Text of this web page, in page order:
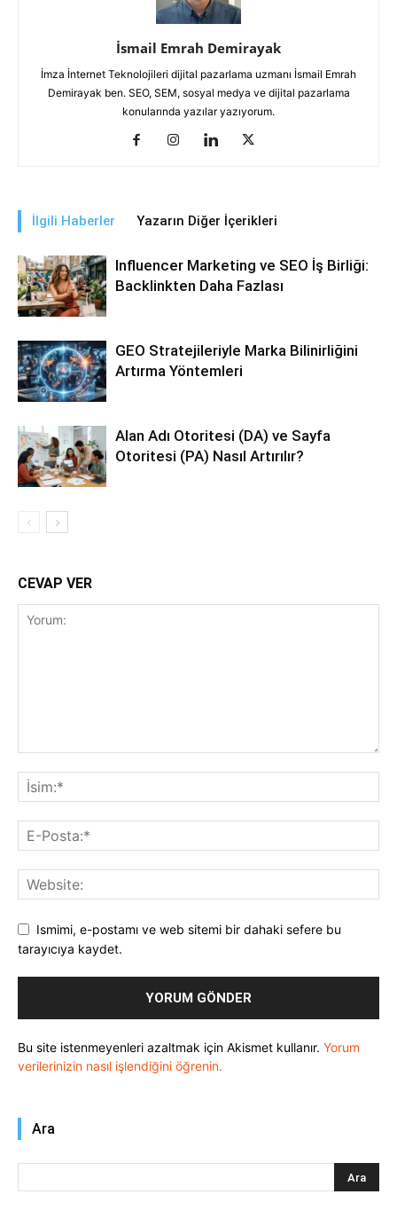
İsmail Emrah Demirayak
İmza İnternet Teknolojileri dijital pazarlama uzmanı İsmail Emrah
Demirayak ben. SEO, SEM, sosyal medya ve dijital pazarlama
konularında yazılar yazıyorum.
İlgili Haberler Yazarın Diğer İçerikleri
Influencer Marketing ve SEO İş Birliği:
Backlinkten Daha Fazlası
GEO Stratejileriyle Marka Bilinirliğini
Artırma Yöntemleri
Alan Adı Otoritesi (DA) ve Sayfa
Otoritesi (PA) Nasıl Artırılır?
CEVAP VER
Ismimi, e-postamı ve web sitemi bir dahaki sefere bu
tarayıcıya kaydet.
Bu site istenmeyenleri azaltmak için Akismet kullanır. Yorum
verilerinizin nasıl işlendiğini öğrenin.
Ara